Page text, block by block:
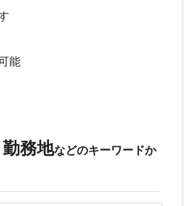
能
務地などのキーワードか